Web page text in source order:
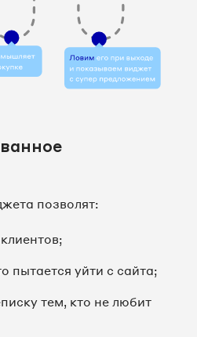
позволят:
пытается уйти с сайта;
тем, кто не любит